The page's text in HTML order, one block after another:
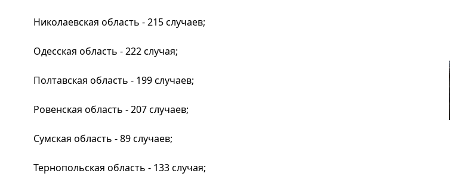
Николаевская область - 215 случаев;
Одесская область - 222 случая;
Полтавская область - 199 случаев;
Ровенская область - 207 случаев;
Сумская область - 89 случаев;
Тернопольская область - 133 случая;